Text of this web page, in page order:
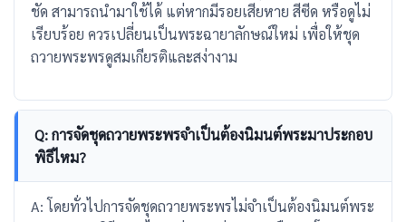
ชัด สามารถนำมาใช้ได้ แต่หากมีรอยเสียหาย สีซีด หรือดูไม่
เรียบร้อย ควรเปลี่ยนเป็นพระฉายาลักษณ์ใหม่ เพื่อให้ชุด
ถวายพระพรดูสมเกียรติและสง่างาม
Q: การจัดชุดถวายพระพรจำเป็นต้องนิมนต์พระมาประกอบ
พิธีไหม?
A: โดยทั่วไปการจัดชุดถวายพระพรไม่จำเป็นต้องนิมนต์พระ